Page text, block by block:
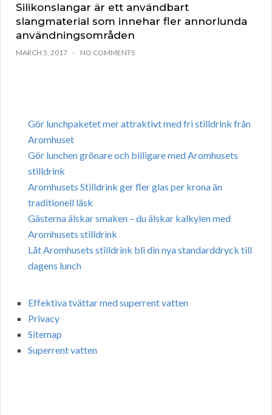
Silikonslangar är ett användbart
slangmaterial som innehar fler annorlunda
användningsområden
MARCH 5, 2017 NO COMMENTS
Gör lunchpaketet mer attraktivt med fri stilldrink från
Aromhuset
Gör lunchen grönare och billigare med Aromhusets
stilldrink
Aromhusets Stilldrink ger fler glas per krona än
traditionell läsk
Gästerna älskar smaken – du älskar kalkylen med
Aromhusets stilldrink
Låt Aromhusets stilldrink bli din nya standarddryck till
dagens lunch
Effektiva tvättar med superrent vatten
Privacy
Sitemap
Superrent vatten